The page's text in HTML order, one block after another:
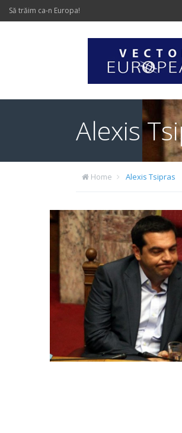
Să trăim ca-n Europa!
Alexis
Home Alexis Tsipras